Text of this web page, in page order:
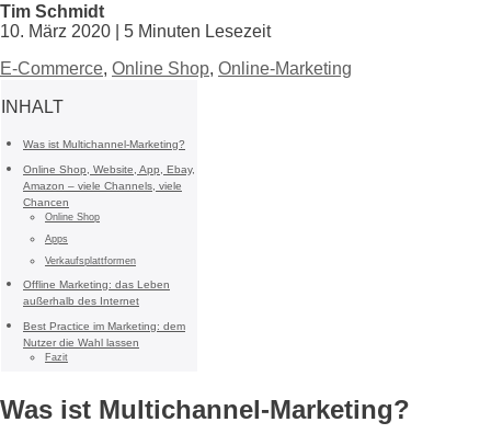
Tim Schmidt
10. März 2020 | 5 Minuten Lesezeit
E-Commerce, Online Shop, Online-Marketing
INHALT
Was ist Multichannel-Marketing?
Online Shop, Website, App, Ebay,
Amazon – viele Channels, viele
Chancen
Online Shop
Apps
Verkaufsplattformen
Offline Marketing: das Leben
außerhalb des Internet
Best Practice im Marketing: dem
Nutzer die Wahl lassen
Fazit
Was ist Multichannel-Marketing?